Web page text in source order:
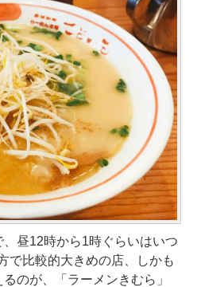
、昼12時から1時ぐらいはいつ
で比較的大きめの店、しかも
のが、「ラーメンきむら」